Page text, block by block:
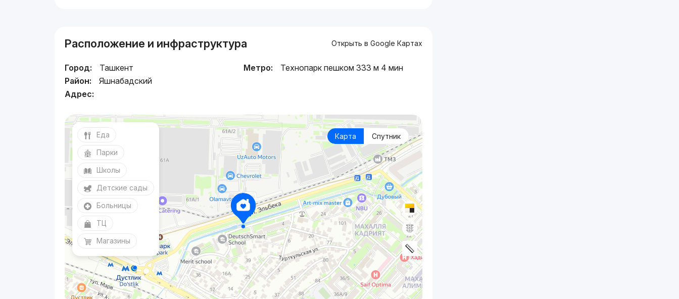
Расположение и инфраструктура Открыть в Google Картах
Город:
Ташкент
Район:
Яшнабадский
Адрес:
Метро: Технопарк пешком 333 м 4 мин
Карта Спутник
Еда
Парки
Школы
Детские сады
Больницы
ТЦ
Магазины